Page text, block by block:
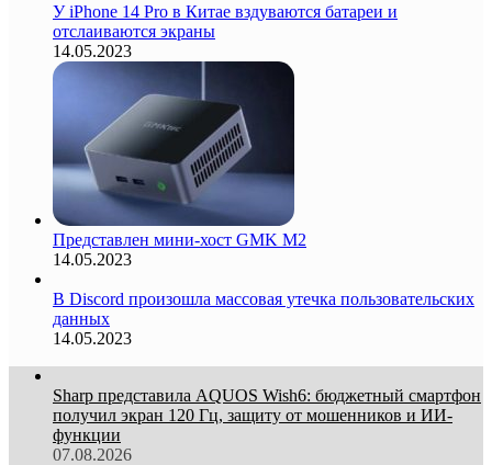
У iPhone 14 Pro в Китае вздуваются батареи и
отслаиваются экраны
14.05.2023
Представлен мини-хост GMK M2
14.05.2023
В Discord произошла массовая утечка пользовательских
данных
14.05.2023
Sharp представила AQUOS Wish6: бюджетный смартфон
получил экран 120 Гц, защиту от мошенников и ИИ-
функции
07.08.2026